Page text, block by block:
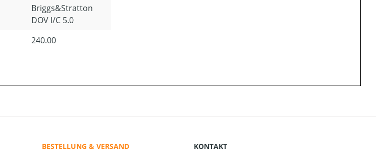
Briggs&Stratton
DOV I/C 5.0
240.00
BESTELLUNG & VERSAND
KONTAKT